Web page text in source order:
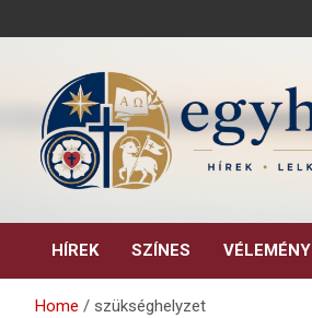
to
egyhaz.ma
HÍREK SZÍNES VÉLEMÉNY
Home szükséghelyzet